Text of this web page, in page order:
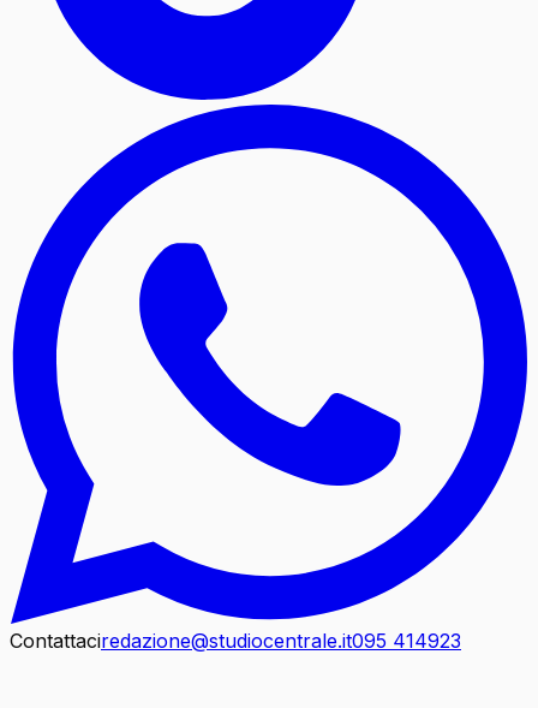
Contattaciredazione@studiocentrale.it095 414923